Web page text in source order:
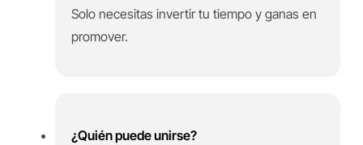
Solo necesitas invertir tu tiempo y ganas en
promover.
¿Quién puede unirse?